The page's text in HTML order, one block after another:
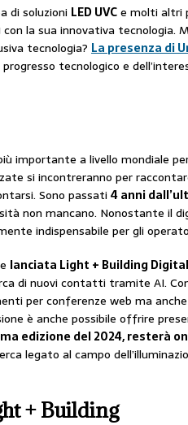
di soluzioni LED UVCe molti altri
con la sua innovativa tecnologia.
tecnologia? La presenza di
tecnologico e
importante a livello mondiale
si incontreranno per
Sono passati 4 anni
non mancano. Nonostante il
indispensabile per gli
lanciata Light + Building
di nuovi contatti tramite AI.
per conferenze web ma
è anche possibile offrire
edizione del 2024, resterà
legato al campo
+ Building